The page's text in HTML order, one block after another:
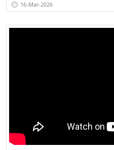
16-Mar-2026